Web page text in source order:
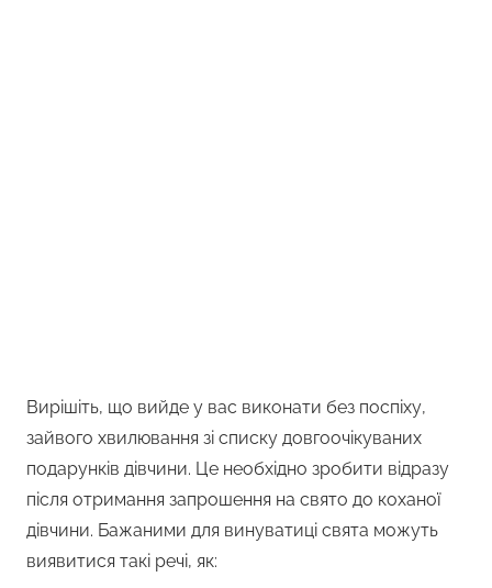
Вирішіть, що вийде у вас виконати без поспіху,
зайвого хвилювання зі списку довгоочікуваних
подарунків дівчини. Це необхідно зробити відразу
після отримання запрошення на свято до коханої
дівчини. Бажаними для винуватиці свята можуть
виявитися такі речі, як: